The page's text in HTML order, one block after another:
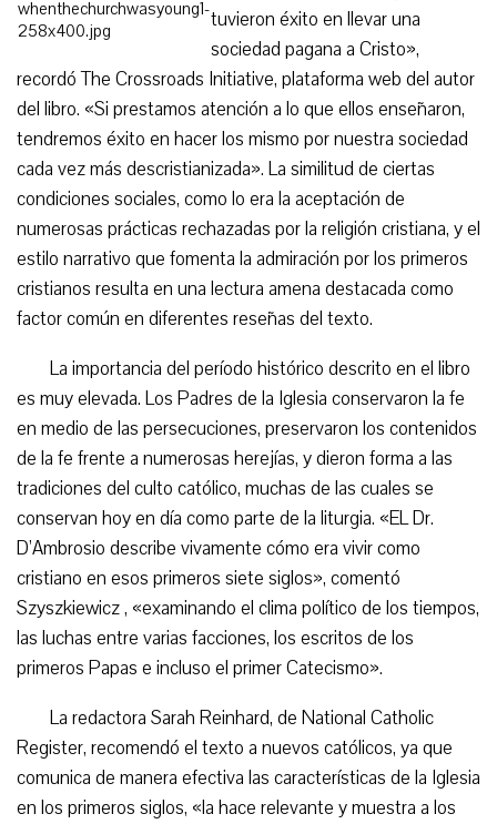
tuvieron éxito en llevar una
sociedad pagana a Cristo»,
recordó The Crossroads Initiative, plataforma web del autor
del libro. «Si prestamos atención a lo que ellos enseñaron,
tendremos éxito en hacer los mismo por nuestra sociedad
cada vez más descristianizada». La similitud de ciertas
condiciones sociales, como lo era la aceptación de
numerosas prácticas rechazadas por la religión cristiana, y el
estilo narrativo que fomenta la admiración por los primeros
cristianos resulta en una lectura amena destacada como
factor común en diferentes reseñas del texto.
La importancia del período histórico descrito en el libro
es muy elevada. Los Padres de la Iglesia conservaron la fe
en medio de las persecuciones, preservaron los contenidos
de la fe frente a numerosas herejías, y dieron forma a las
tradiciones del culto católico, muchas de las cuales se
conservan hoy en día como parte de la liturgia. «EL Dr.
D’Ambrosio describe vivamente cómo era vivir como
cristiano en esos primeros siete siglos», comentó
Szyszkiewicz , «examinando el clima político de los tiempos,
las luchas entre varias facciones, los escritos de los
primeros Papas e incluso el primer Catecismo».
La redactora Sarah Reinhard, de National Catholic
Register, recomendó el texto a nuevos católicos, ya que
comunica de manera efectiva las características de la Iglesia
en los primeros siglos, «la hace relevante y muestra a los